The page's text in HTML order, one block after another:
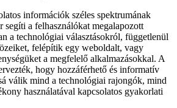
információk széles spektrumának
segíti a felhasználókat megalapozott
a technológiai választásokról, függetlenül
felépítik egy weboldalt, vagy
a megfelelő alkalmazásokkal. A
hogy hozzáférhető és informatív
válik mind a technológiai rajongók, mind
használatával kapcsolatos gyakorlati